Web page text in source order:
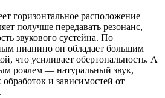
горизонтальное расположение
получше передавать резонанс,
звукового сустейна. По
пианино он обладает большим
что усиливает обертональность. А
роялем — натуральный звук,
и зависимостей от